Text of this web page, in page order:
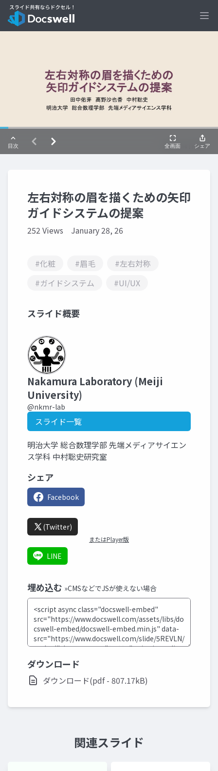
左右対称の眉を描くための矢印
ガイドシステムの提案
252 Views January 28, 26
#化粧 #眉毛
#左右対称
#ガイドシステム
#UI/UX
スライド概要
Nakamura Laboratory (Meiji
University)
@nkmr-lab
スライド一覧
明治大学 総合数理学部 先端メディアサイエン
ス学科 中村聡史研究室
シェア
Facebook
(Twitter)
またはPlayer版
LINE
埋め込む »CMSなどでJSが使えない場合
ダウンロード
ダウンロード(pdf - 807.17kB)
関連スライド